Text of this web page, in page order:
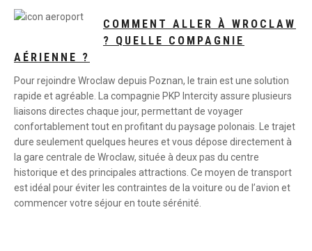
COMMENT ALLER À WROCLAW
? QUELLE COMPAGNIE
AÉRIENNE ?
Pour rejoindre Wroclaw depuis Poznan, le train est une solution
rapide et agréable. La compagnie PKP Intercity assure plusieurs
liaisons directes chaque jour, permettant de voyager
confortablement tout en profitant du paysage polonais. Le trajet
dure seulement quelques heures et vous dépose directement à
la gare centrale de Wroclaw, située à deux pas du centre
historique et des principales attractions. Ce moyen de transport
est idéal pour éviter les contraintes de la voiture ou de l’avion et
commencer votre séjour en toute sérénité.